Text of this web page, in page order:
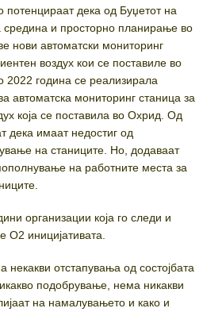
дека од Буџетот на
средина и просторно планирање во
нови автоматски мониторинг
воздух кои се поставиле во
година се реализирала
автоматска мониторинг станица за
која се поставила во Охрид. Од
дека имаат недостиг од
на станиците. Но, додаваат
на работните места за
организации која го следи и
О2 иницијативата.
некакви отстапувања од состојбата
подобрување, нема никакви
на намалувањето и како и